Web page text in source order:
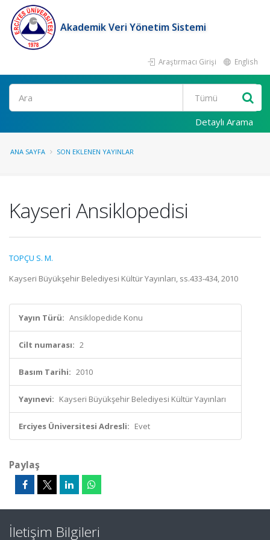
Akademik Veri Yönetim Sistemi
Araştırmacı Girişi English
Ara
Detaylı Arama
ANA SAYFA SON EKLENEN YAYINLAR
Kayseri Ansiklopedisi
TOPÇU S. M.
Kayseri Büyükşehir Belediyesi Kültür Yayınları, ss.433-434, 2010
Yayın Türü: Ansiklopedide Konu
Cilt numarası: 2
Basım Tarihi: 2010
Yayınevi: Kayseri Büyükşehir Belediyesi Kültür Yayınları
Erciyes Üniversitesi Adresli: Evet
Paylaş
İletişim Bilgileri